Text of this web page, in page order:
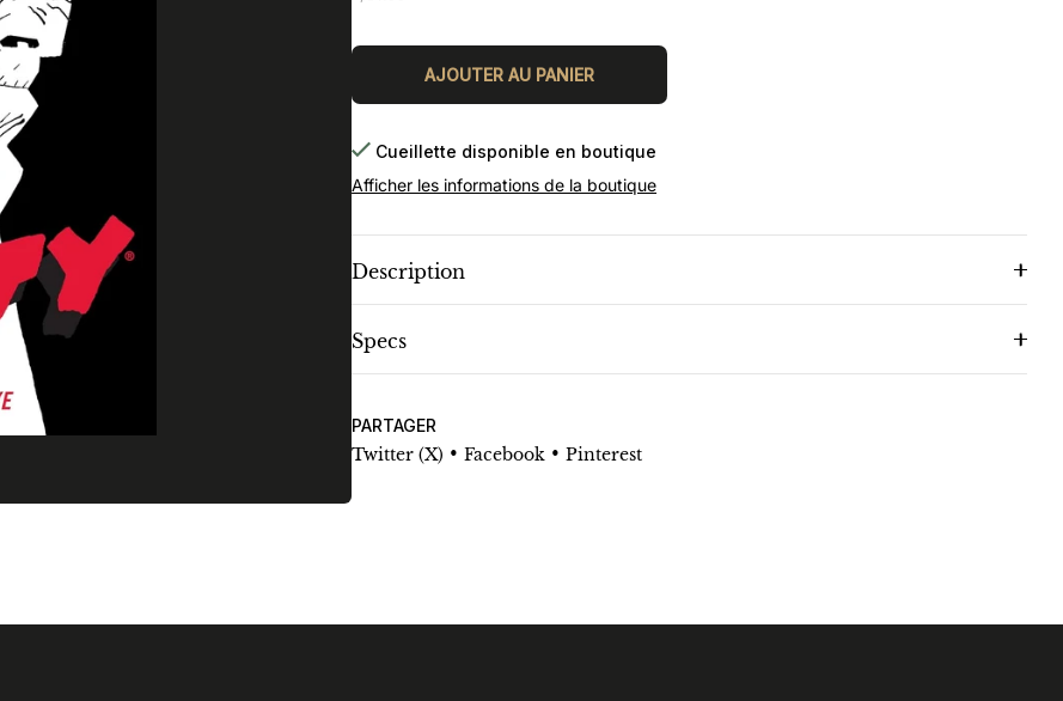
AJOUTER AU PANIER
Cueillette disponible en boutique
Afficher les informations de la boutique
Description
Specs
PARTAGER
Twitter (X) • Facebook • Pinterest